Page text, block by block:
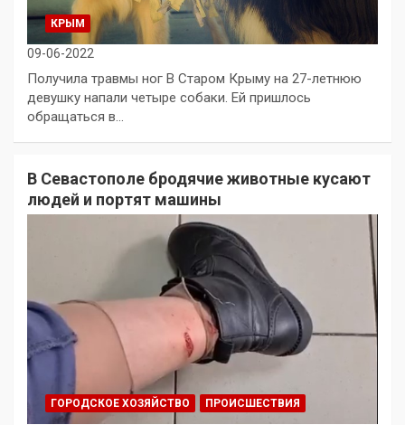
КРЫМ
09-06-2022
Получила травмы ног В Старом Крыму на 27-летнюю
девушку напали четыре собаки. Ей пришлось
обращаться в…
В Севастополе бродячие животные кусают
людей и портят машины
ГОРОДСКОЕ ХОЗЯЙСТВО ПРОИСШЕСТВИЯ